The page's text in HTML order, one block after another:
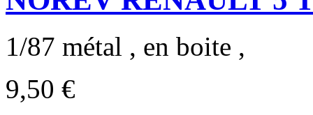
1/87 métal , en boite ,
9,50 €